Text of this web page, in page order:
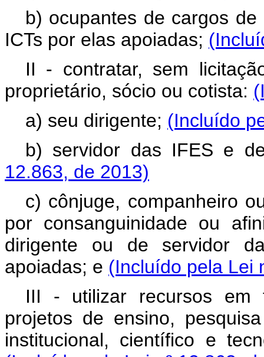
b) ocupantes de cargos
ICTs por elas apoiadas;
II - contratar, sem
proprietário, sócio ou cotista:
a) seu dirigente; (Incluído
b) servidor das IFES e
12.863, de 2013)
c) cônjuge, companheiro
por consanguinidade ou
dirigente ou de servidor
apoiadas; e (Incluído pela Lei
III - utilizar recursos em
projetos de ensino,
institucional, científico e